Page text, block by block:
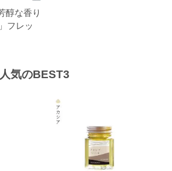
醇な香り
フレッ
気のBEST3